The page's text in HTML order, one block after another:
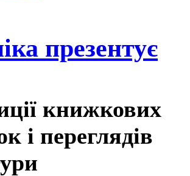
презентує
книжкових
і переглядів